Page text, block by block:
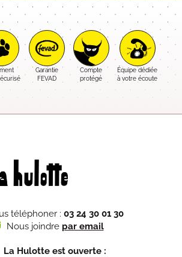
Garantie
FEVAD
Compte
protégé
Équipe dédiée
à votre écoute
téléphoner : 03 24 30 01 30
Nous joindre par email
La Hulotte est ouverte :